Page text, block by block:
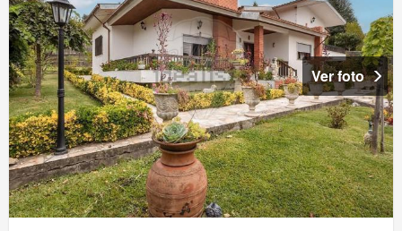
Ver foto